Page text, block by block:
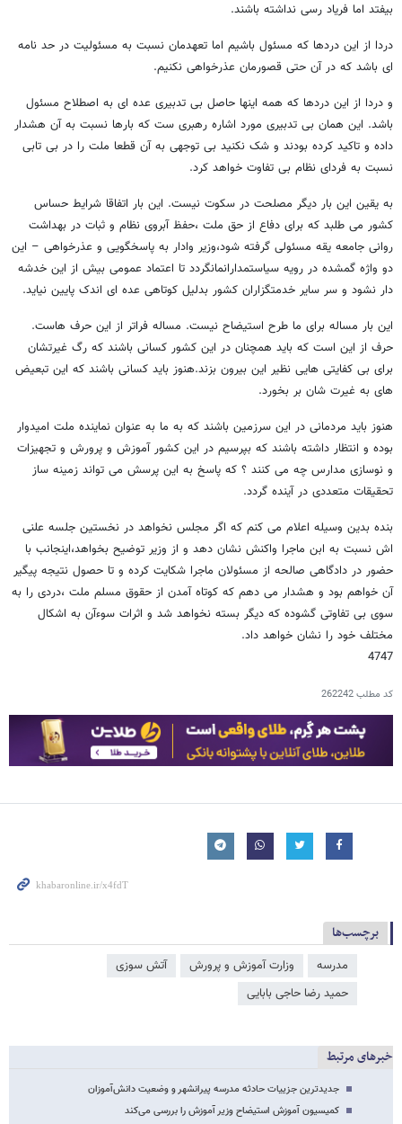
بیفتد اما فریاد رسی نداشته باشند.
دردا از این دردها که مسئول باشیم اما تعهدمان نسبت به مسئولیت در حد نامه
ای باشد که در آن حتی قصورمان عذرخواهی نکنیم.
و دردا از این دردها که همه اینها حاصل بی تدبیری عده ای به اصطلاح مسئول
باشد. این همان بی تدبیری مورد اشاره رهبری ست که بارها نسبت به آن هشدار
داده و تاکید کرده بودند و شک نکنید بی توجهی به آن قطعا ملت را در بی تابی
نسبت به فردای نظام بی تفاوت خواهد کرد.
به یقین این بار دیگر مصلحت در سکوت نیست. این بار اتفاقا شرایط حساس
کشور می طلبد که برای دفاع از حق ملت ،حفظ آبروی نظام و ثبات در بهداشت
روانی جامعه یقه مسئولی گرفته شود،وزیر وادار به پاسخگویی و عذرخواهی – این
دو واژه گمشده در رویه سیاستمدارانمانگردد تا اعتماد عمومی بیش از این خدشه
دار نشود و سر سایر خدمتگزاران کشور بدلیل کوتاهی عده ای اندک پایین نیاید.
این بار مساله برای ما طرح استیضاح نیست. مساله فراتر از این حرف هاست.
حرف از این است که باید همچنان در این کشور کسانی باشند که رگ غیرتشان
برای بی کفایتی هایی نظیر این بیرون بزند.هنوز باید کسانی باشند که این تبعیض
های به غیرت شان بر بخورد.
هنوز باید مردمانی در این سرزمین باشند که به ما به عنوان نماینده ملت امیدوار
بوده و انتظار داشته باشند که بپرسیم در این کشور آموزش و پرورش و تجهیزات
و نوسازی مدارس چه می کنند ؟ که پاسخ به این پرسش می تواند زمینه ساز
تحقیقات متعددی در آینده گردد.
بنده بدین وسیله اعلام می کنم که اگر مجلس نخواهد در نخستین جلسه علنی
اش نسبت به ابن ماجرا واکنش نشان دهد و از وزیر توضیح بخواهد،اینجانب با
حضور در دادگاهی صالحه از مسئولان ماجرا شکایت کرده و تا حصول نتیجه پیگیر
آن خواهم بود و هشدار می دهم که کوتاه آمدن از حقوق مسلم ملت ،دردی را به
سوی بی تفاوتی گشوده که دیگر بسته نخواهد شد و اثرات سوءآن به اشکال
مختلف خود را نشان خواهد داد.
4747
کد مطلب262242
برچسب‌ها
مدرسه وزارت آموزش و پرورش
آتش سوزی
حمید رضا حاجی بابایی
خبرهای مرتبط
جدیدترین جزییات حادثه مدرسه پیرانشهر و وضعیت دانش‌آموزان
کمیسیون آموزش استیضاح وزیر آموزش را بررسی می‌کند